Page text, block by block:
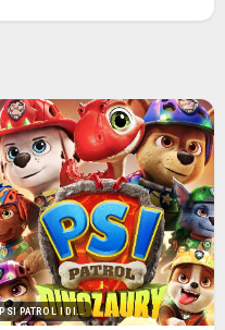
PSI PATROL I DI...